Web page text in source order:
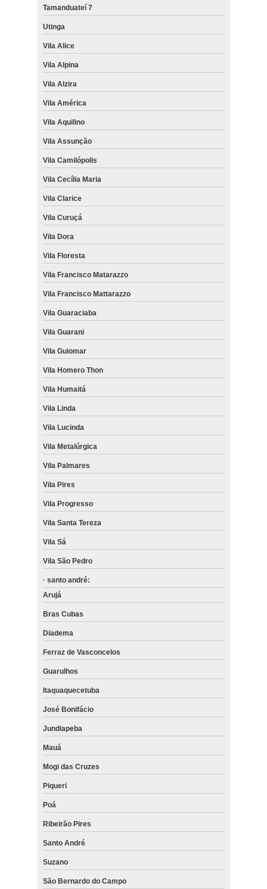
Tamanduateí 7
Utinga
Vila Alice
Vila Alpina
Vila Alzira
Vila América
Vila Aquilino
Vila Assunção
Vila Camilópolis
Vila Cecília Maria
Vila Clarice
Vila Curuçá
Vila Dora
Vila Floresta
Vila Francisco Matarazzo
Vila Francisco Mattarazzo
Vila Guaraciaba
Vila Guarani
Vila Guiomar
Vila Homero Thon
Vila Humaitá
Vila Linda
Vila Lucinda
Vila Metalúrgica
Vila Palmares
Vila Pires
Vila Progresso
Vila Santa Tereza
Vila Sá
Vila São Pedro
· santo andré:
Arujá
Bras Cubas
Diadema
Ferraz de Vasconcelos
Guarulhos
Itaquaquecetuba
José Bonifácio
Jundiapeba
Mauá
Mogi das Cruzes
Piqueri
Poá
Ribeirão Pires
Santo André
Suzano
São Bernardo do Campo